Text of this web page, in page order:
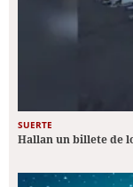
SUERTE
Hallan un billete de